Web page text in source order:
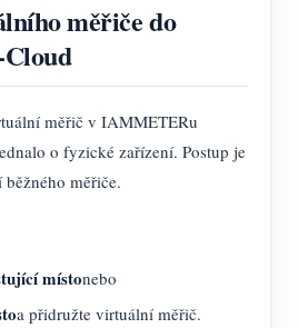
měřiče do
měřič v IAMMETERu
o fyzické zařízení. Postup je
měřiče.
místonebo
a přidružte virtuální měřič.